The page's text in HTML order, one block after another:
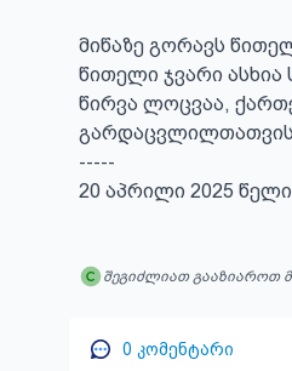
მიწაზე გორავს
წითელი ჯვარი ასხია
წირვა ლოცვაა,
-----
20 აპრილი 2025 წელი
შეგიძლიათ გააზიაროთ
0 კომენტარი